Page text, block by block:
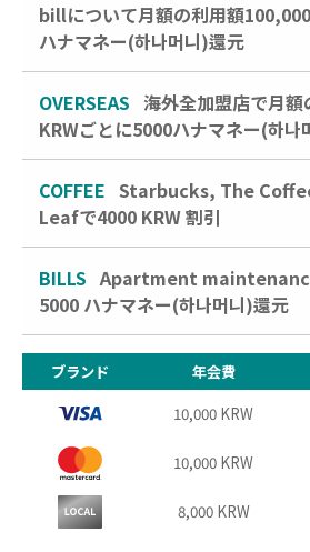
billについて月額の利用額
ハナマネー(하나머니)還元
OVERSEAS 海外全加盟店で月
KRWごとに5000ハナマネー(하나
COFFEE Starbucks, The
Leafで4000 KRW 割引
BILLS Apartment
5000 ハナマネー(하나머니)還元
ブランド 年会費
10,000 KRW
10,000 KRW
8,000 KRW